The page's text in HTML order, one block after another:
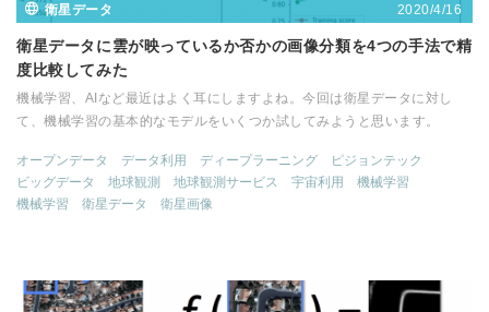
衛星データ 2020/4/16
衛星データに雲が映っているか否かの画像分類を4つの手法で精
度比較してみた
機械学習、AIなど最近はよく耳にしますよね。今回は衛星データに対し
て、機械学習の基本的なモデルをいくつか試してみようと思います。
オープンデータ データ利用 ディープラーニング
ピジョンテック
ビッグデータ
地球観測 地球観測サービス 宇宙利用
機械学習
機械学習
衛星データ 衛星画像